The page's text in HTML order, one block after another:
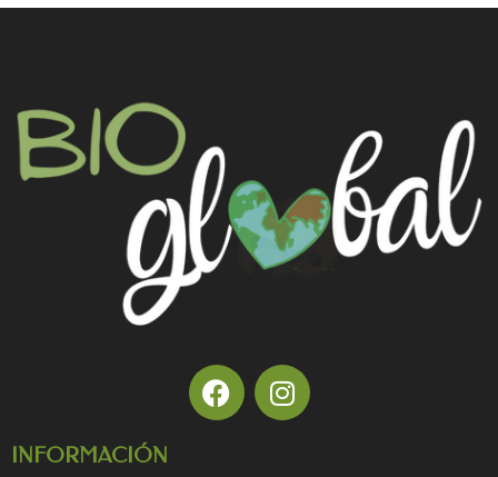
F
a
I
n
INFORMACIÓN